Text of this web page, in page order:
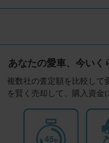
あなたの愛車、今いく
複数社の査定額を比較して
を賢く売却して、購入資金